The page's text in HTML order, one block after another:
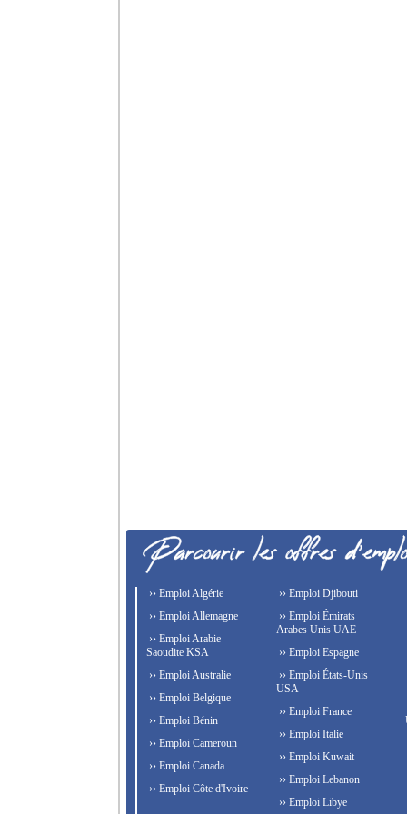
›› Emploi Algérie
›› Emploi Allemagne
›› Emploi Arabie
Saoudite KSA
›› Emploi Australie
›› Emploi Belgique
›› Emploi Bénin
›› Emploi Cameroun
›› Emploi Canada
›› Emploi Côte d'Ivoire
›› Emploi Djibouti
›› Emploi Émirats
Arabes Unis UAE
›› Emploi Espagne
›› Emploi États-Unis
USA
›› Emploi France
›› Emploi Italie
›› Emploi Kuwait
›› Emploi Lebanon
›› Emploi Libye